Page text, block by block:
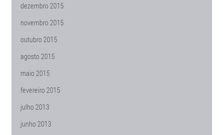
dezembro 2015
novembro 2015
outubro 2015
agosto 2015
maio 2015
fevereiro 2015
julho 2013
junho 2013